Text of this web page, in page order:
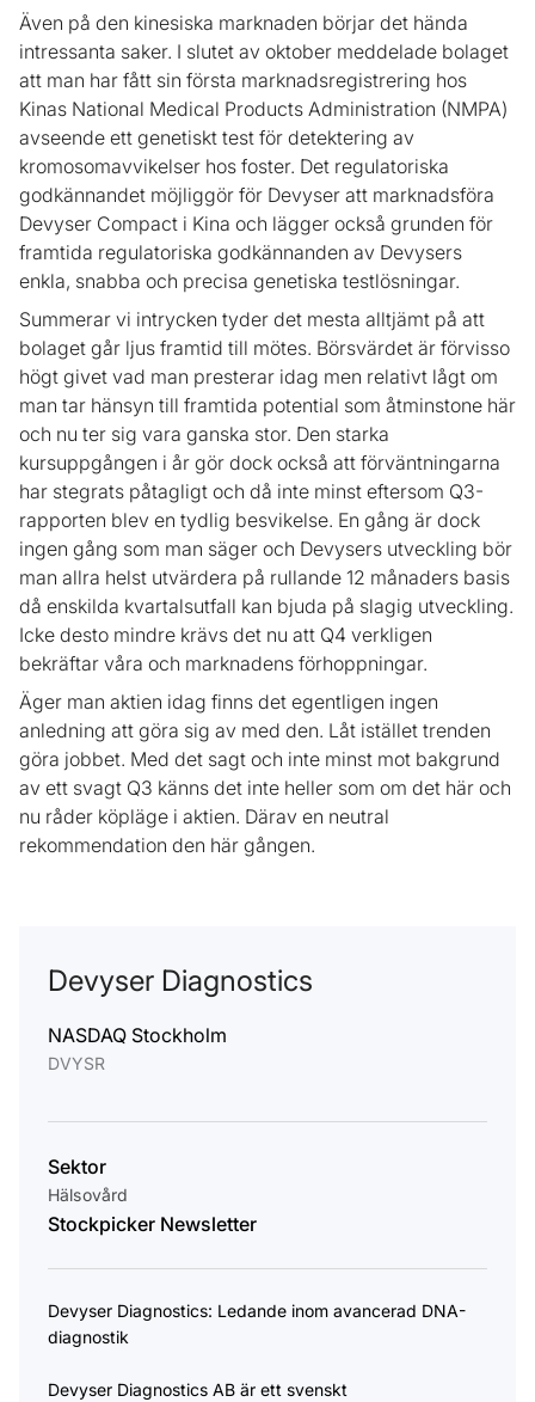
Även på den kinesiska marknaden börjar det hända
intressanta saker. I slutet av oktober meddelade bolaget
att man har fått sin första marknadsregistrering hos
Kinas National Medical Products Administration (NMPA)
avseende ett genetiskt test för detektering av
kromosomavvikelser hos foster. Det regulatoriska
godkännandet möjliggör för Devyser att marknadsföra
Devyser Compact i Kina och lägger också grunden för
framtida regulatoriska godkännanden av Devysers
enkla, snabba och precisa genetiska testlösningar.
Summerar vi intrycken tyder det mesta alltjämt på att
bolaget går ljus framtid till mötes. Börsvärdet är förvisso
högt givet vad man presterar idag men relativt lågt om
man tar hänsyn till framtida potential som åtminstone här
och nu ter sig vara ganska stor. Den starka
kursuppgången i år gör dock också att förväntningarna
har stegrats påtagligt och då inte minst eftersom Q3-
rapporten blev en tydlig besvikelse. En gång är dock
ingen gång som man säger och Devysers utveckling bör
man allra helst utvärdera på rullande 12 månaders basis
då enskilda kvartalsutfall kan bjuda på slagig utveckling.
Icke desto mindre krävs det nu att Q4 verkligen
bekräftar våra och marknadens förhoppningar.
Äger man aktien idag finns det egentligen ingen
anledning att göra sig av med den. Låt istället trenden
göra jobbet. Med det sagt och inte minst mot bakgrund
av ett svagt Q3 känns det inte heller som om det här och
nu råder köpläge i aktien. Därav en neutral
rekommendation den här gången.
Devyser Diagnostics
NASDAQ Stockholm
DVYSR
Sektor
Hälsovård
Stockpicker Newsletter
Devyser Diagnostics: Ledande inom avancerad DNA-
diagnostik
Devyser Diagnostics AB är ett svenskt